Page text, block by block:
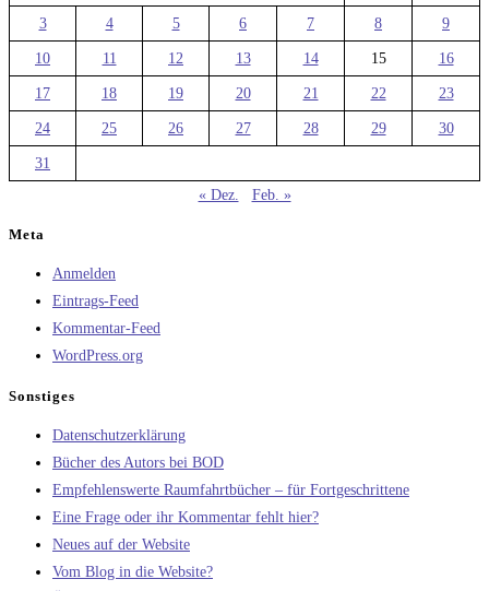
3 4 5 6 7 8 9
10 11 12 13 14 15 16
17 18 19 20 21 22 23
24 25 26 27 28 29 30
31
« Dez.
Feb. »
Meta
Anmelden
Eintrags-Feed
Kommentar-Feed
WordPress.org
Sonstiges
Datenschutzerklärung
Bücher des Autors bei BOD
Empfehlenswerte Raumfahrtbücher – für Fortgeschrittene
Eine Frage oder ihr Kommentar fehlt hier?
Neues auf der Website
Vom Blog in die Website?